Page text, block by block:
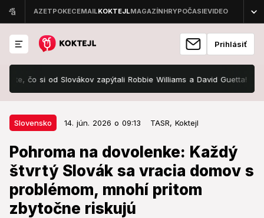
Prihlásiť
čo si od Slovákov zapýtali Robbie Williams a David Guetta! Ide o
Slovensko 14. jún. 2026 o 09:13 TASR, Koktejl
Pohroma na dovolenke: Každý
štvrtý Slovák sa vracia domov s
problémom, mnohí pritom
zbytočne riskujú
Slovensko 14. jún. 2026 o 09:13
Pohroma na dovolenke: Každý
štvrtý Slovák sa vracia domov s
problémom, mnohí pritom
zbytočne riskujú